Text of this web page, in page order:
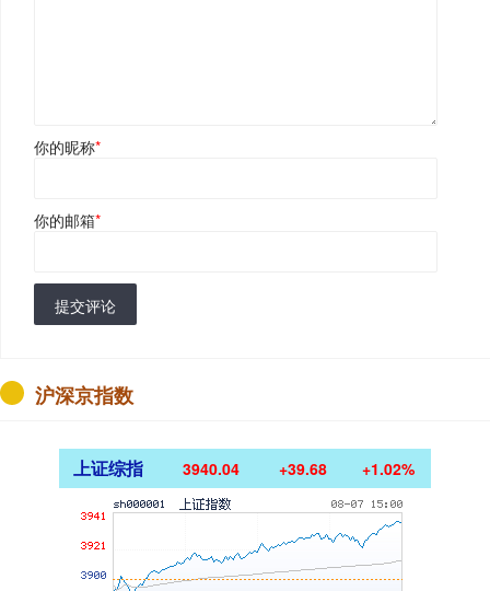
你的昵称*
你的邮箱*
提交评论
沪深京指数
上证综指 3940.04 +39.68 +1.02%